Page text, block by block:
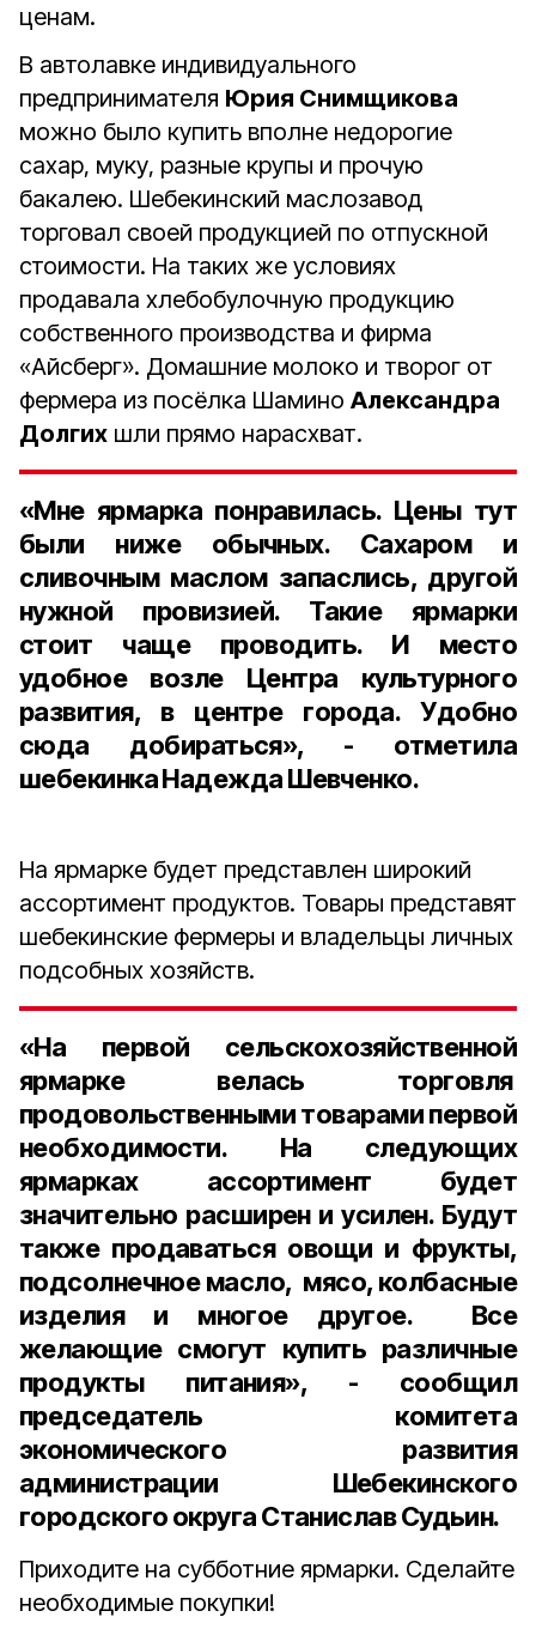
ценам.
В автолавке индивидуального
предпринимателя Юрия Снимщикова
можно было купить вполне недорогие
сахар, муку, разные крупы и прочую
бакалею. Шебекинский маслозавод
торговал своей продукцией по отпускной
стоимости. На таких же условиях
продавала хлебобулочную продукцию
собственного производства и фирма
«Айсберг». Домашние молоко и творог от
фермера из посёлка Шамино Александра
Долгих шли прямо нарасхват.
«Мне ярмарка понравилась. Цены тут
были ниже обычных. Сахаром и
сливочным маслом запаслись, другой
нужной провизией. Такие ярмарки
стоит чаще проводить. И место
удобное возле Центра культурного
развития, в центре города. Удобно
сюда добираться», - отметила
шебекинка Надежда Шевченко.
На ярмарке будет представлен широкий
ассортимент продуктов. Товары представят
шебекинские фермеры и владельцы личных
подсобных хозяйств.
«На первой сельскохозяйственной
ярмарке велась торговля
продовольственными товарами первой
необходимости. На следующих
ярмарках ассортимент будет
значительно расширен и усилен. Будут
также продаваться овощи и фрукты,
подсолнечное масло, мясо, колбасные
изделия и многое другое. Все
желающие смогут купить различные
продукты питания», - сообщил
председатель комитета
экономического развития
администрации Шебекинского
городского округа Станислав Судьин.
Приходите на субботние ярмарки. Сделайте
необходимые покупки!